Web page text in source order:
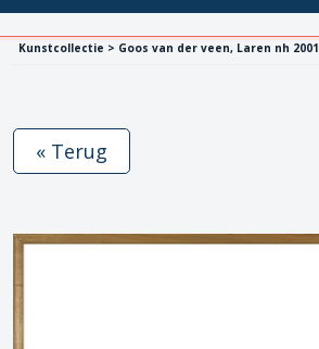
Kunstcollectie > Goos van der veen, Laren nh 2001
« Terug